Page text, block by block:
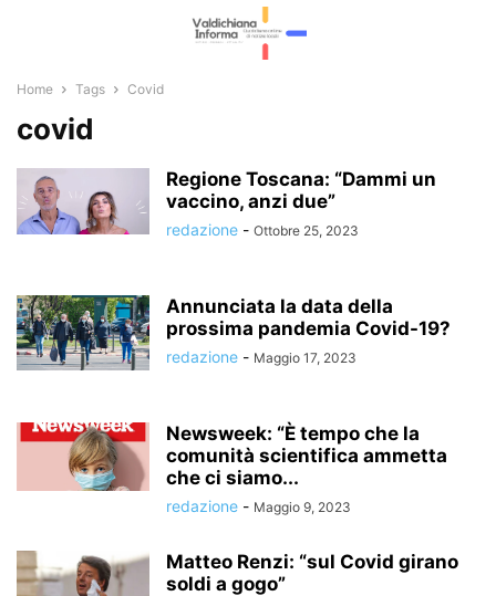
Home Tags Covid
covid
Regione Toscana: “Dammi un
vaccino, anzi due”
redazione - Ottobre 25, 2023
Annunciata la data della
prossima pandemia Covid-19?
redazione - Maggio 17, 2023
Newsweek: “È tempo che la
comunità scientifica ammetta
che ci siamo...
redazione - Maggio 9, 2023
Matteo Renzi: “sul Covid girano
soldi a gogo”